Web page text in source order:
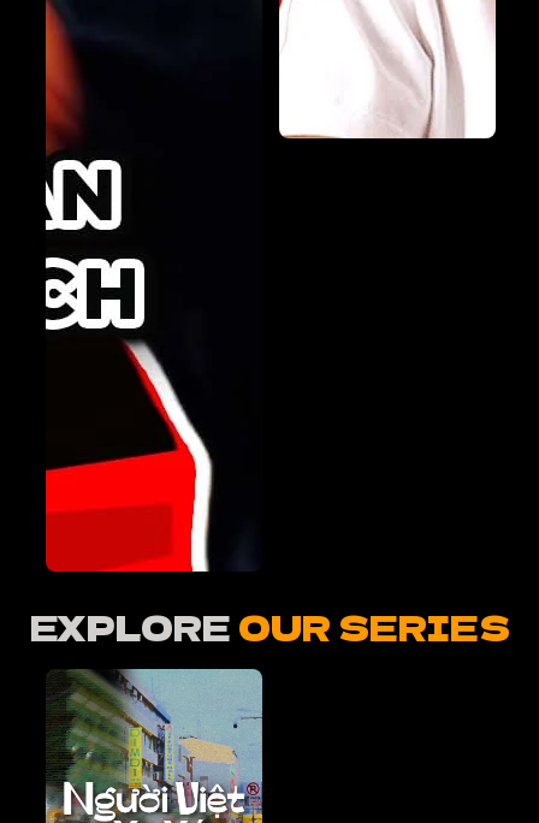
EXPLORE OUR SERIES